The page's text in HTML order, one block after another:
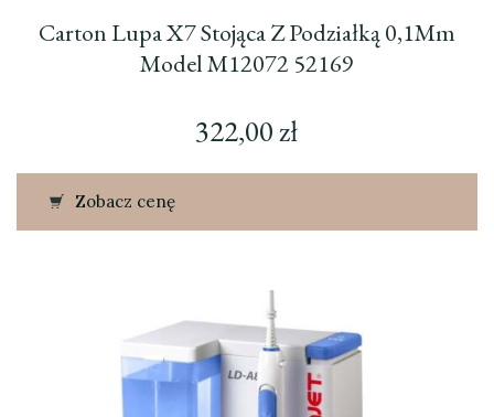
Carton Lupa X7 Stojąca Z Podziałką 0,1Mm
Model M12072 52169
322,00zł
Zobacz cenę